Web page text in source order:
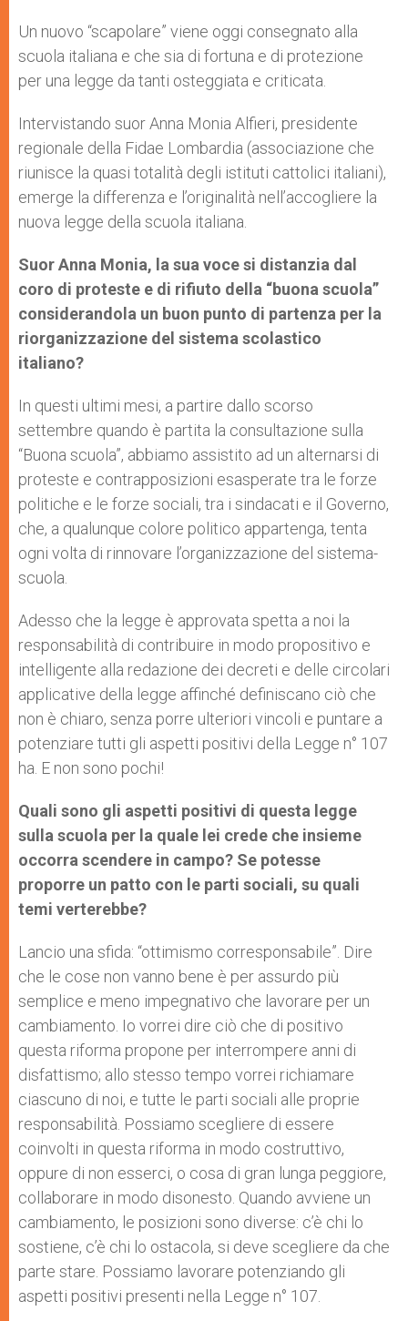
Un nuovo “scapolare” viene oggi consegnato alla
scuola italiana e che sia di fortuna e di protezione
per una legge da tanti osteggiata e criticata.
Intervistando suor Anna Monia Alfieri, presidente
regionale della Fidae Lombardia (associazione che
riunisce la quasi totalità degli istituti cattolici italiani),
emerge la differenza e l’originalità nell’accogliere la
nuova legge della scuola italiana.
Suor Anna Monia, la sua voce si distanzia dal
coro di proteste e di rifiuto della “buona scuola”
considerandola un buon punto di partenza per la
riorganizzazione del sistema scolastico
italiano?
In questi ultimi mesi, a partire dallo scorso
settembre quando è partita la consultazione sulla
“Buona scuola”, abbiamo assistito ad un alternarsi di
proteste e contrapposizioni esasperate tra le forze
politiche e le forze sociali, tra i sindacati e il Governo,
che, a qualunque colore politico appartenga, tenta
ogni volta di rinnovare l’organizzazione del sistema-
scuola.
Adesso che la legge è approvata spetta a noi la
responsabilità di contribuire in modo propositivo e
intelligente alla redazione dei decreti e delle circolari
applicative della legge affinché definiscano ciò che
non è chiaro, senza porre ulteriori vincoli e puntare a
potenziare tutti gli aspetti positivi della Legge n° 107
ha. E non sono pochi!
Quali sono gli aspetti positivi di questa legge
sulla scuola per la quale lei crede che insieme
occorra scendere in campo? Se potesse
proporre un patto con le parti sociali, su quali
temi verterebbe?
Lancio una sfida: “ottimismo corresponsabile”. Dire
che le cose non vanno bene è per assurdo più
semplice e meno impegnativo che lavorare per un
cambiamento. Io vorrei dire ciò che di positivo
questa riforma propone per interrompere anni di
disfattismo; allo stesso tempo vorrei richiamare
ciascuno di noi, e tutte le parti sociali alle proprie
responsabilità. Possiamo scegliere di essere
coinvolti in questa riforma in modo costruttivo,
oppure di non esserci, o cosa di gran lunga peggiore,
collaborare in modo disonesto. Quando avviene un
cambiamento, le posizioni sono diverse: c’è chi lo
sostiene, c’è chi lo ostacola, si deve scegliere da che
parte stare. Possiamo lavorare potenziando gli
aspetti positivi presenti nella Legge n° 107.